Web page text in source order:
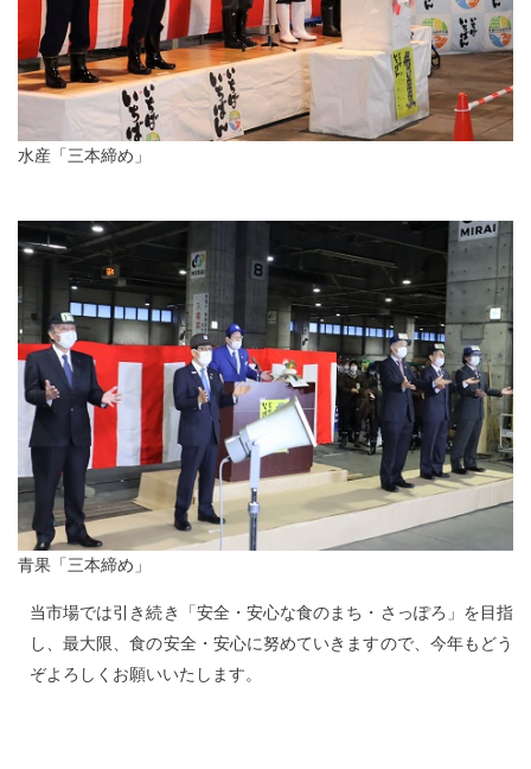
水産「三本締め」
青果「三本締め」
当市場では引き続き「安全・安心な食のまち・さっぽろ」を目指
し、最大限、食の安全・安心に努めていきますので、今年もどう
ぞよろしくお願いいたします。